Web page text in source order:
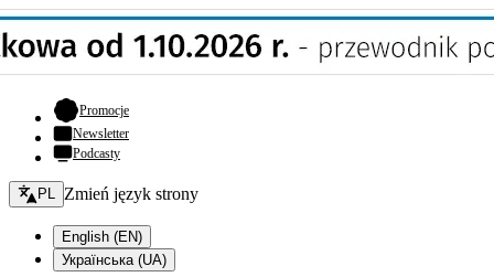
Promocje- otwiera się w nowej karcie
Newsletter
Podcasty
Zmień język - bieżący:
PL Zmień język strony
English (EN)
Українська (UA)